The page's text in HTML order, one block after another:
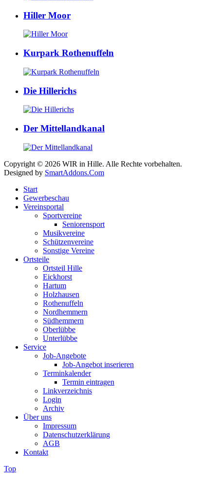
Hiller Moor
Kurpark Rothenuffeln
Die Hillerichs
Der Mittellandkanal
Copyright © 2026 WIR in Hille. Alle Rechte vorbehalten.
Designed by SmartAddons.Com
Start
Gewerbeschau
Vereinsportal
Sportvereine
Seniorensport
Musikvereine
Schützenvereine
Sonstige Vereine
Ortsteile
Ortsteil Hille
Eickhorst
Hartum
Holzhausen
Rothenuffeln
Nordhemmern
Südhemmern
Oberlübbe
Unterlübbe
Service
Job-Angebote
Job-Angebot inserieren
Terminkalender
Termin eintragen
Linkverzeichnis
Login
Archiv
Über uns
Impressum
Datenschutzerklärung
AGB
Kontakt
Top